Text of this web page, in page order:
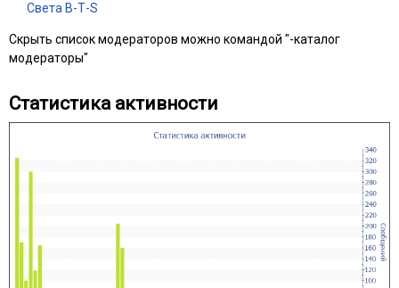
Света В-Т-Ѕ
Скрыть список модераторов можно командой "-каталог
модераторы"
Статистика активности